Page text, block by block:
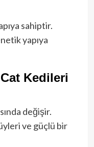
sahiptir.
yapıya
Kedileri
değişir.
ve güçlü bir